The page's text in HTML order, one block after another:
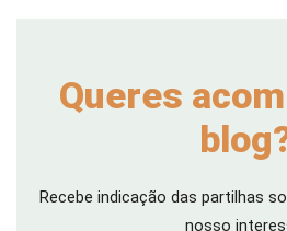
Queres
Recebe indicação das partilhas
nosso